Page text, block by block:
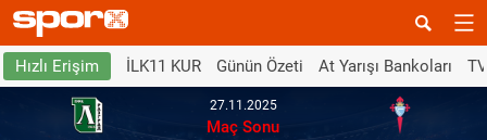
Hızlı Erişim İLK11 KUR Günün Özeti At Yarışı Bankoları
27.11.2025
Maç Sonu